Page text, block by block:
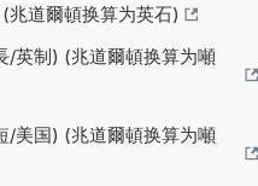
兆道爾頓换算为英石)
/英制) (兆道爾頓换算为噸
/美国) (兆道爾頓换算为噸